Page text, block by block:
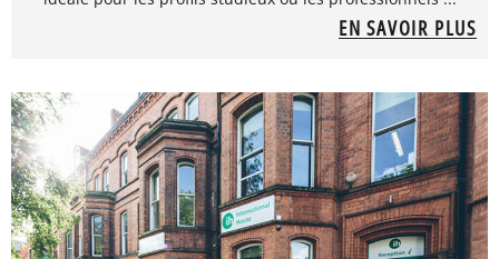
EN SAVOIR PLUS